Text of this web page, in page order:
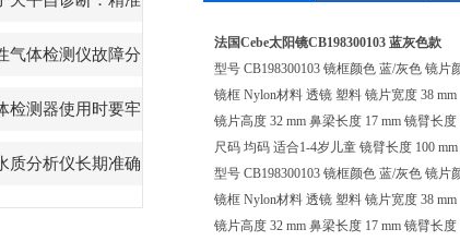
障预警守护
气体检测仪故障分
检测器使用时要牢
质分析仪长期准确
法国Cebe太阳镜CB198300103 蓝灰色款
型号 CB198300103 镜框颜色 蓝/灰色 镜片
镜框 Nylon材料 透镜 塑料 镜片宽度 38 mm
镜片高度 32 mm 鼻梁长度 17 mm 镜臂长度
尺码 均码 适合1-4岁儿童 镜臂长度 100
型号 CB198300103 镜框颜色 蓝/灰色 镜片
镜框 Nylon材料 透镜 塑料 镜片宽度 38 mm
镜片高度 32 mm 鼻梁长度 17 mm 镜臂长度